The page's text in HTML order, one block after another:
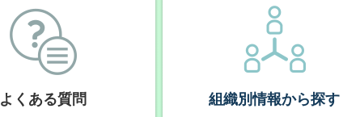
よくある質問 組織別情報から探す